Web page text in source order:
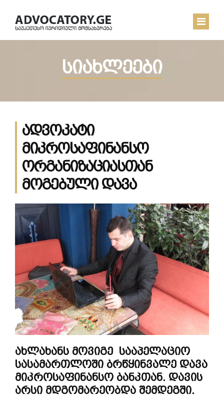
ᲙᲝᲜᲢᲐᲥᲢᲘ
სიახლეები
ადვოკატი
მიკროსაფინანსო
ორგანიზაციასთან
მოგებული დავა
ახლახანს მოვიგე სააპელაციო
სასამართლოში ბრწყინვალე დავა
მიკროსაფინანსო ბანკთან. დავის
არსი მდგომარეობდა შემდეგში.